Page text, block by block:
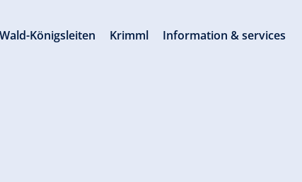
Wald-Königsleiten Krimml Information & services